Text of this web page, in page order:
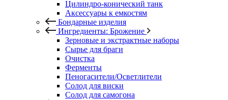
Цилиндро-конический танк
Аксессуары к емкостям
Бондарные изделия
Ингредиенты: Брожение
Зерновые и экстрактные наборы
Сырье для браги
Очистка
Ферменты
Пеногасители/Осветлители
Солод для виски
Солод для самогона